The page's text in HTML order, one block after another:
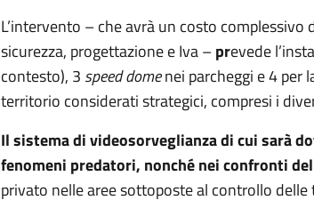
L’intervento – che avrà un costo
sicurezza, progettazione e Iva –prevede
contesto), 3 speed domenei parcheggi e 4 per
territorio considerati strategici, compresi i
Il sistema di videosorveglianza di cui sarà
fenomeni predatori, nonché nei confronti del
privato nelle aree sottoposte al controllo delle